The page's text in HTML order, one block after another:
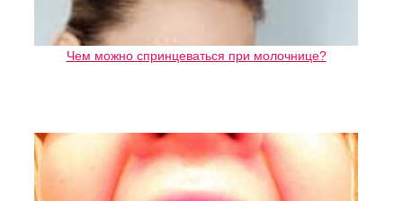
Чем можно спринцеваться при молочнице?